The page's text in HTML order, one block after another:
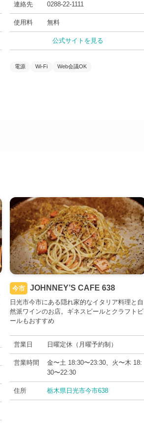
連絡先 0288-22-1111
使用料 無料
公式サイトを見る
電源 Wi-Fi Web会議OK
今市 JOHNNEY’S CAFE 638
日光市今市にある隠れ家的なイタリア料理と自
然派ワインのお店。ギネスビールとクラフトビ
ールもおすすめ
営業日 日曜定休（月曜予約制）
営業時間
金〜土 18:30〜23:30、火〜木 18:
30〜22:30
住所 栃木県日光市今市638